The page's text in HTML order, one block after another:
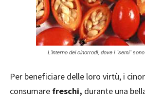
L'interno dei cinorrodi, dove i "semi" sono
Per beneficiare delle loro virtù, i
consumare freschi, durante una